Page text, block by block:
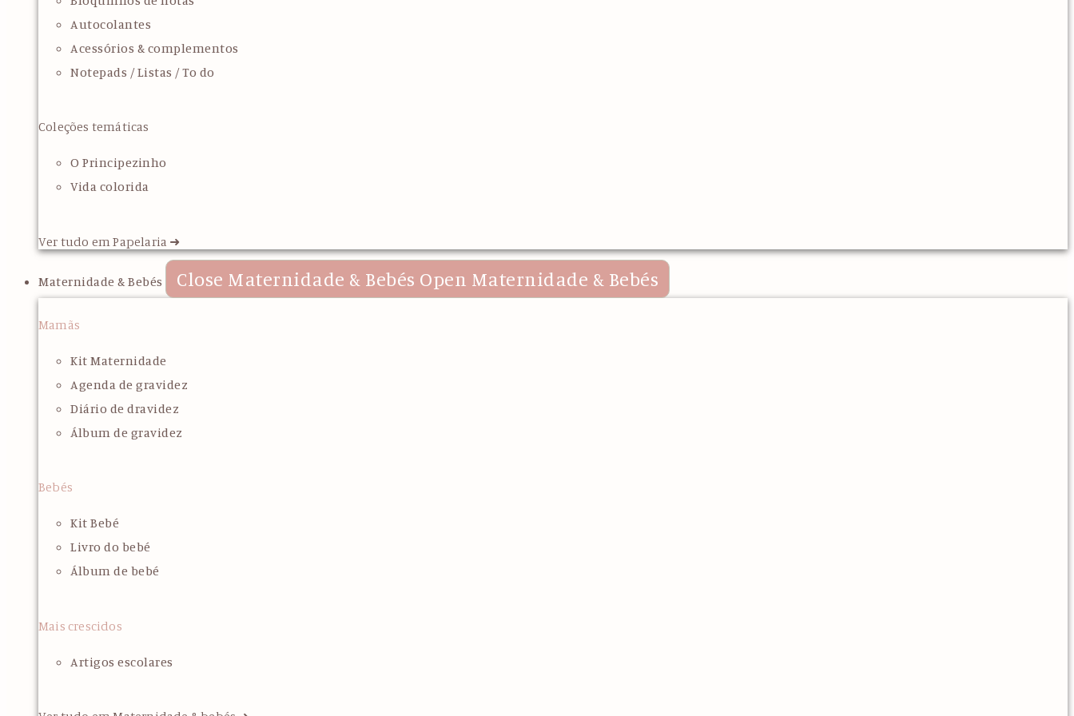
Autocolantes
Acessórios & complementos
Notepads / Listas / To do
Coleções temáticas
O Principezinho
Vida colorida
Ver tudo em Papelaria ➜
Maternidade & Bebés Close Maternidade & Bebés Open Maternidade & Bebés
Mamãs
Kit Maternidade
Agenda de gravidez
Diário de dravidez
Álbum de gravidez
Bebés
Kit Bebé
Livro do bebé
Álbum de bebé
Mais crescidos
Artigos escolares